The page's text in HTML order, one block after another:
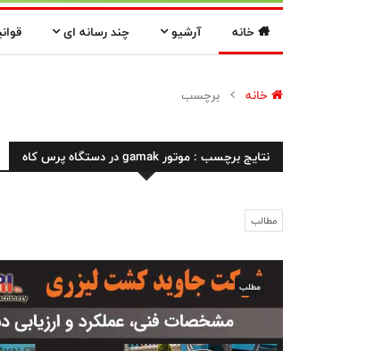
خانه آرشیو چند رسانه ای
خانه برچسب
نتایج برچسب : موتور gamak در دستگاه پرس کاه
مطالب
مطلب